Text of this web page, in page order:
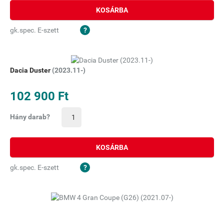
KOSÁRBA
gk.spec. E-szett
Dacia Duster (2023.11-)
102 900 Ft
Hány darab?
KOSÁRBA
gk.spec. E-szett